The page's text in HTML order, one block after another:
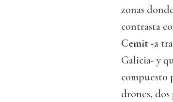
zonas
contrasta
Cemit-a
Galicia- y
compuesto
drones,